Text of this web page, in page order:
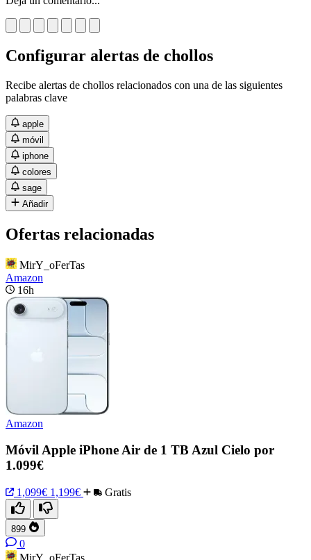
Configurar alertas de chollos
Recibe alertas de chollos relacionados con una de las siguientes
palabras clave
apple
móvil
iphone
colores
sage
Añadir
Ofertas relacionadas
MirY_oFerTas
Amazon
16h
Amazon
Móvil Apple iPhone Air de 1 TB Azul Cielo por
1.099€
1,099€ 1,199€ Gratis
899
0
MirY_oFerTas